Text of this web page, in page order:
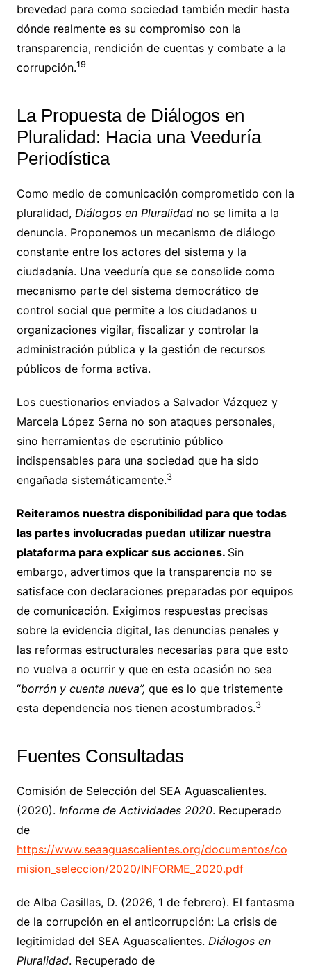
brevedad para como sociedad también medir hasta
dónde realmente es su compromiso con la
transparencia, rendición de cuentas y combate a la
corrupción.19
La Propuesta de Diálogos en
Pluralidad: Hacia una Veeduría
Periodística
Como medio de comunicación comprometido con la
pluralidad, Diálogos en Pluralidadno se limita a la
denuncia. Proponemos un mecanismo de diálogo
constante entre los actores del sistema y la
ciudadanía. Una veeduría que se consolide como
mecanismo parte del sistema democrático de
control social que permite a los ciudadanos u
organizaciones vigilar, fiscalizar y controlar la
administración pública y la gestión de recursos
públicos de forma activa.
Los cuestionarios enviados a Salvador Vázquez y
Marcela López Serna no son ataques personales,
sino herramientas de escrutinio público
indispensables para una sociedad que ha sido
engañada sistemáticamente.3
Reiteramos nuestra disponibilidad para que todas
las partes involucradas puedan utilizar nuestra
plataforma para explicar sus acciones. Sin
embargo, advertimos que la transparencia no se
satisface con declaraciones preparadas por equipos
de comunicación. Exigimos respuestas precisas
sobre la evidencia digital, las denuncias penales y
las reformas estructurales necesarias para que esto
no vuelva a ocurrir y que en esta ocasión no sea
“borrón y cuenta nueva”, que es lo que tristemente
esta dependencia nos tienen acostumbrados.3
Fuentes Consultadas
Comisión de Selección del SEA Aguascalientes.
(2020). Informe de Actividades 2020. Recuperado
de
https://www.seaaguascalientes.org/documentos/co
mision_seleccion/2020/INFORME_2020.pdf
de Alba Casillas, D. (2026, 1 de febrero). El fantasma
de la corrupción en el anticorrupción: La crisis de
legitimidad del SEA Aguascalientes. Diálogos en
Pluralidad. Recuperado de